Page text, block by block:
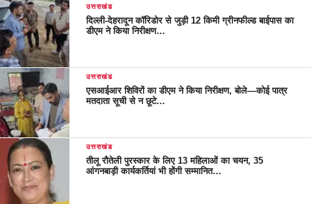
उत्तराखंड
दिल्ली-देहरादून कॉरिडोर से जुड़ी 12 किमी ग्रीनफील्ड बाईपास का
डीएम ने किया निरीक्षण…
उत्तराखंड
एसआईआर शिविरों का डीएम ने किया निरीक्षण, बोले—कोई पात्र
मतदाता सूची से न छूटे…
उत्तराखंड
तीलू रौतेली पुरस्कार के लिए 13 महिलाओं का चयन, 35
आंगनबाड़ी कार्यकर्तियां भी होंगी सम्मानित…